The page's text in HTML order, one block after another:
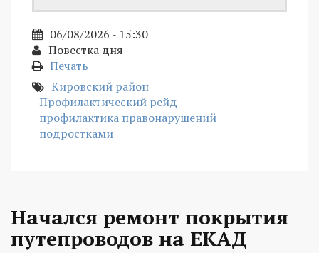
06/08/2026 - 15:30
Повестка дня
Печать
Кировский район
Профилактический рейд
профилактика правонарушений
подростками
Начался ремонт покрытия
путепроводов на ЕКАД